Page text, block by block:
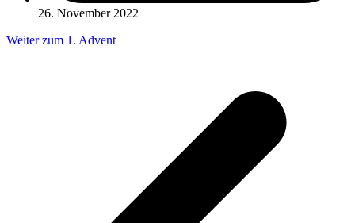
26. November 2022
Weiter zum 1. Advent